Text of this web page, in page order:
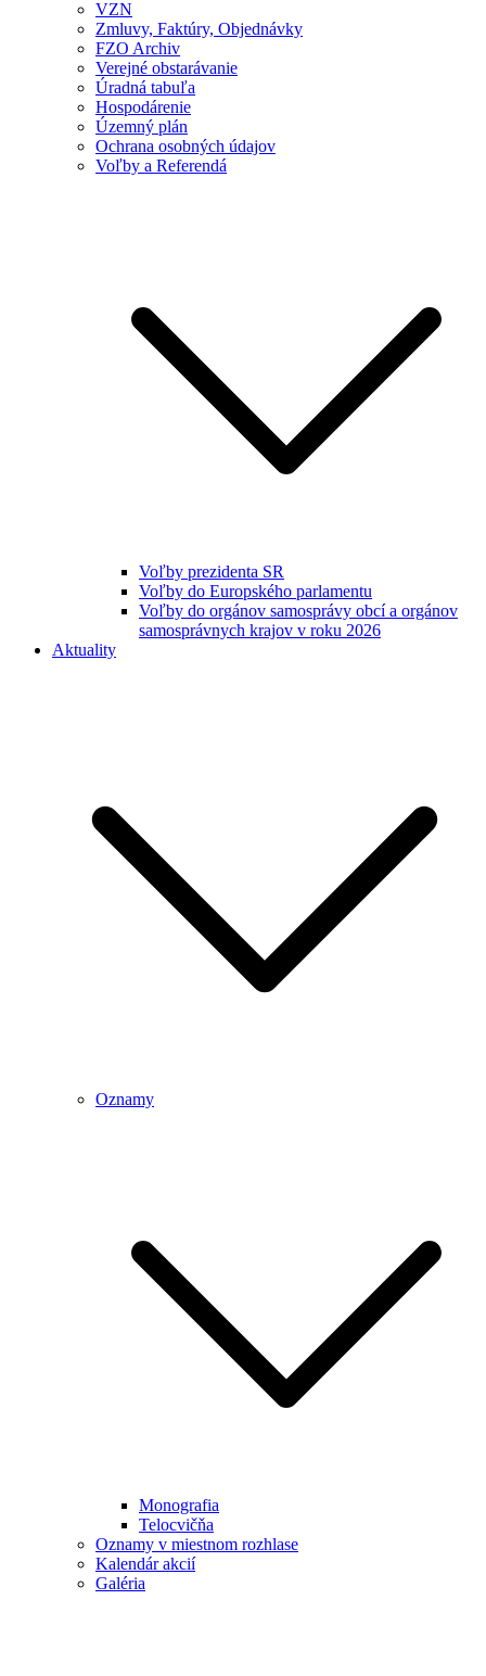
VZN
Zmluvy, Faktúry, Objednávky
FZO Archiv
Verejné obstarávanie
Úradná tabuľa
Hospodárenie
Územný plán
Ochrana osobných údajov
Voľby a Referendá
Voľby prezidenta SR
Voľby do Europského parlamentu
Voľby do orgánov samosprávy obcí a orgánov
samosprávnych krajov v roku 2026
Aktuality
Oznamy
Monografia
Telocvičňa
Oznamy v miestnom rozhlase
Kalendár akcií
Galéria